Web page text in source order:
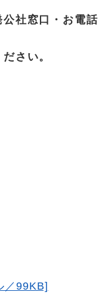
社窓口・お電
さい。
／99KB]